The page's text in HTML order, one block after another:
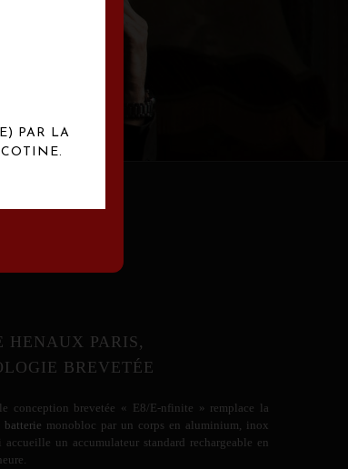
HENAUX PARIS,
BREVETÉE
conception brevetée « E8/E-nfinite » remplace la
batterie monobloc par un corps en aluminium, inox
un accumulateur standard rechargeable en
PAR LA